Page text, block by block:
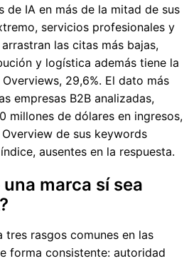
de IA en más de la mitad de sus
servicios profesionales y
las citas más bajas,
y logística además tiene la
29,6%. El dato más
empresas B2B analizadas,
millones de dólares en ingresos,
de sus keywords
ausentes en la respuesta.
marca sí sea
tres rasgos comunes en las
forma consistente: autoridad